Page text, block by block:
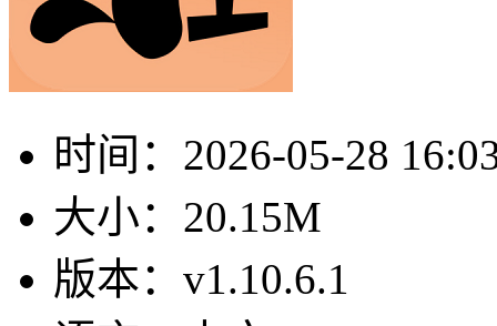
时间： 2026-05-28
大小： 20.15M
版本： v1.10.6.1